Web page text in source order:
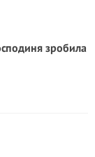
зробила